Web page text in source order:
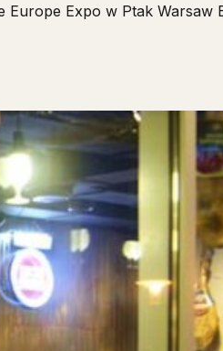
Expo w Ptak Warsaw